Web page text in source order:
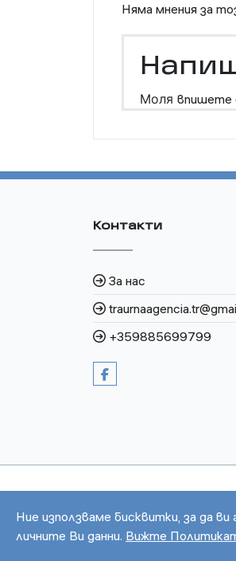
Няма мнения за
Моля впишете
Ние използваме бисквитки, за да
личните Ви данни. Вижте
Контакти
За нас
+359885699799